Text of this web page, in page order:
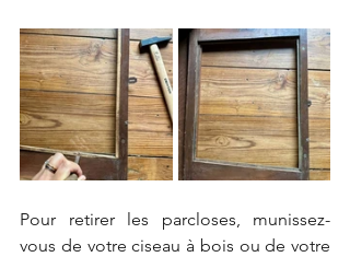
Pour retirer les parcloses, munissez-
vous de votre ciseau à bois ou de votre